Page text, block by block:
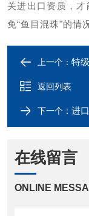
关进出口资质，
免“鱼目混珠"的情
上一个： 特
返回列表
下一个： 进
在线留言
ONLINE